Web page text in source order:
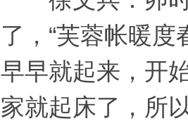
了，“芙蓉帐暖
早早就起来，开
家就起床了，所